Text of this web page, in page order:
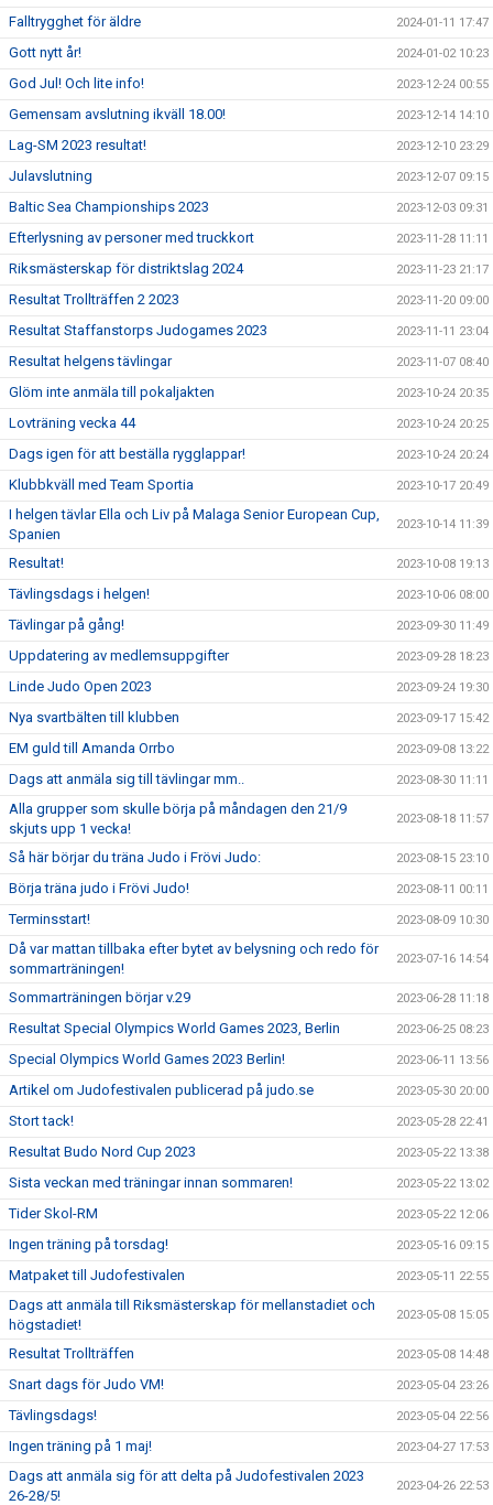
Falltrygghet för äldre 2024-01-11 17:47
Gott nytt år! 2024-01-02 10:23
God Jul! Och lite info! 2023-12-24 00:55
Gemensam avslutning ikväll 18.00! 2023-12-14 14:10
Lag-SM 2023 resultat! 2023-12-10 23:29
Julavslutning 2023-12-07 09:15
Baltic Sea Championships 2023 2023-12-03 09:31
Efterlysning av personer med truckkort 2023-11-28 11:11
Riksmästerskap för distriktslag 2024 2023-11-23 21:17
Resultat Trollträffen 2 2023 2023-11-20 09:00
Resultat Staffanstorps Judogames 2023 2023-11-11 23:04
Resultat helgens tävlingar 2023-11-07 08:40
Glöm inte anmäla till pokaljakten 2023-10-24 20:35
Lovträning vecka 44 2023-10-24 20:25
Dags igen för att beställa rygglappar! 2023-10-24 20:24
Klubbkväll med Team Sportia 2023-10-17 20:49
I helgen tävlar Ella och Liv på Malaga Senior European Cup,
Spanien
2023-10-14 11:39
Resultat! 2023-10-08 19:13
Tävlingsdags i helgen! 2023-10-06 08:00
Tävlingar på gång! 2023-09-30 11:49
Uppdatering av medlemsuppgifter 2023-09-28 18:23
Linde Judo Open 2023 2023-09-24 19:30
Nya svartbälten till klubben 2023-09-17 15:42
EM guld till Amanda Orrbo 2023-09-08 13:22
Dags att anmäla sig till tävlingar mm.. 2023-08-30 11:11
Alla grupper som skulle börja på måndagen den 21/9
skjuts upp 1 vecka!
2023-08-18 11:57
Så här börjar du träna Judo i Frövi Judo: 2023-08-15 23:10
Börja träna judo i Frövi Judo! 2023-08-11 00:11
Terminsstart! 2023-08-09 10:30
Då var mattan tillbaka efter bytet av belysning och redo för
sommarträningen!
2023-07-16 14:54
Sommarträningen börjar v.29 2023-06-28 11:18
Resultat Special Olympics World Games 2023, Berlin 2023-06-25 08:23
Special Olympics World Games 2023 Berlin! 2023-06-11 13:56
Artikel om Judofestivalen publicerad på judo.se 2023-05-30 20:00
Stort tack! 2023-05-28 22:41
Resultat Budo Nord Cup 2023 2023-05-22 13:38
Sista veckan med träningar innan sommaren! 2023-05-22 13:02
Tider Skol-RM 2023-05-22 12:06
Ingen träning på torsdag! 2023-05-16 09:15
Matpaket till Judofestivalen 2023-05-11 22:55
Dags att anmäla till Riksmästerskap för mellanstadiet och
högstadiet!
2023-05-08 15:05
Resultat Trollträffen 2023-05-08 14:48
Snart dags för Judo VM! 2023-05-04 23:26
Tävlingsdags! 2023-05-04 22:56
Ingen träning på 1 maj! 2023-04-27 17:53
Dags att anmäla sig för att delta på Judofestivalen 2023
26-28/5!
2023-04-26 22:53